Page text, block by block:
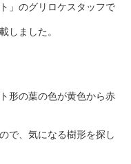
」のグリロケスタッフで
しました。
形の葉の色が黄色から赤
で、気になる樹形を探し